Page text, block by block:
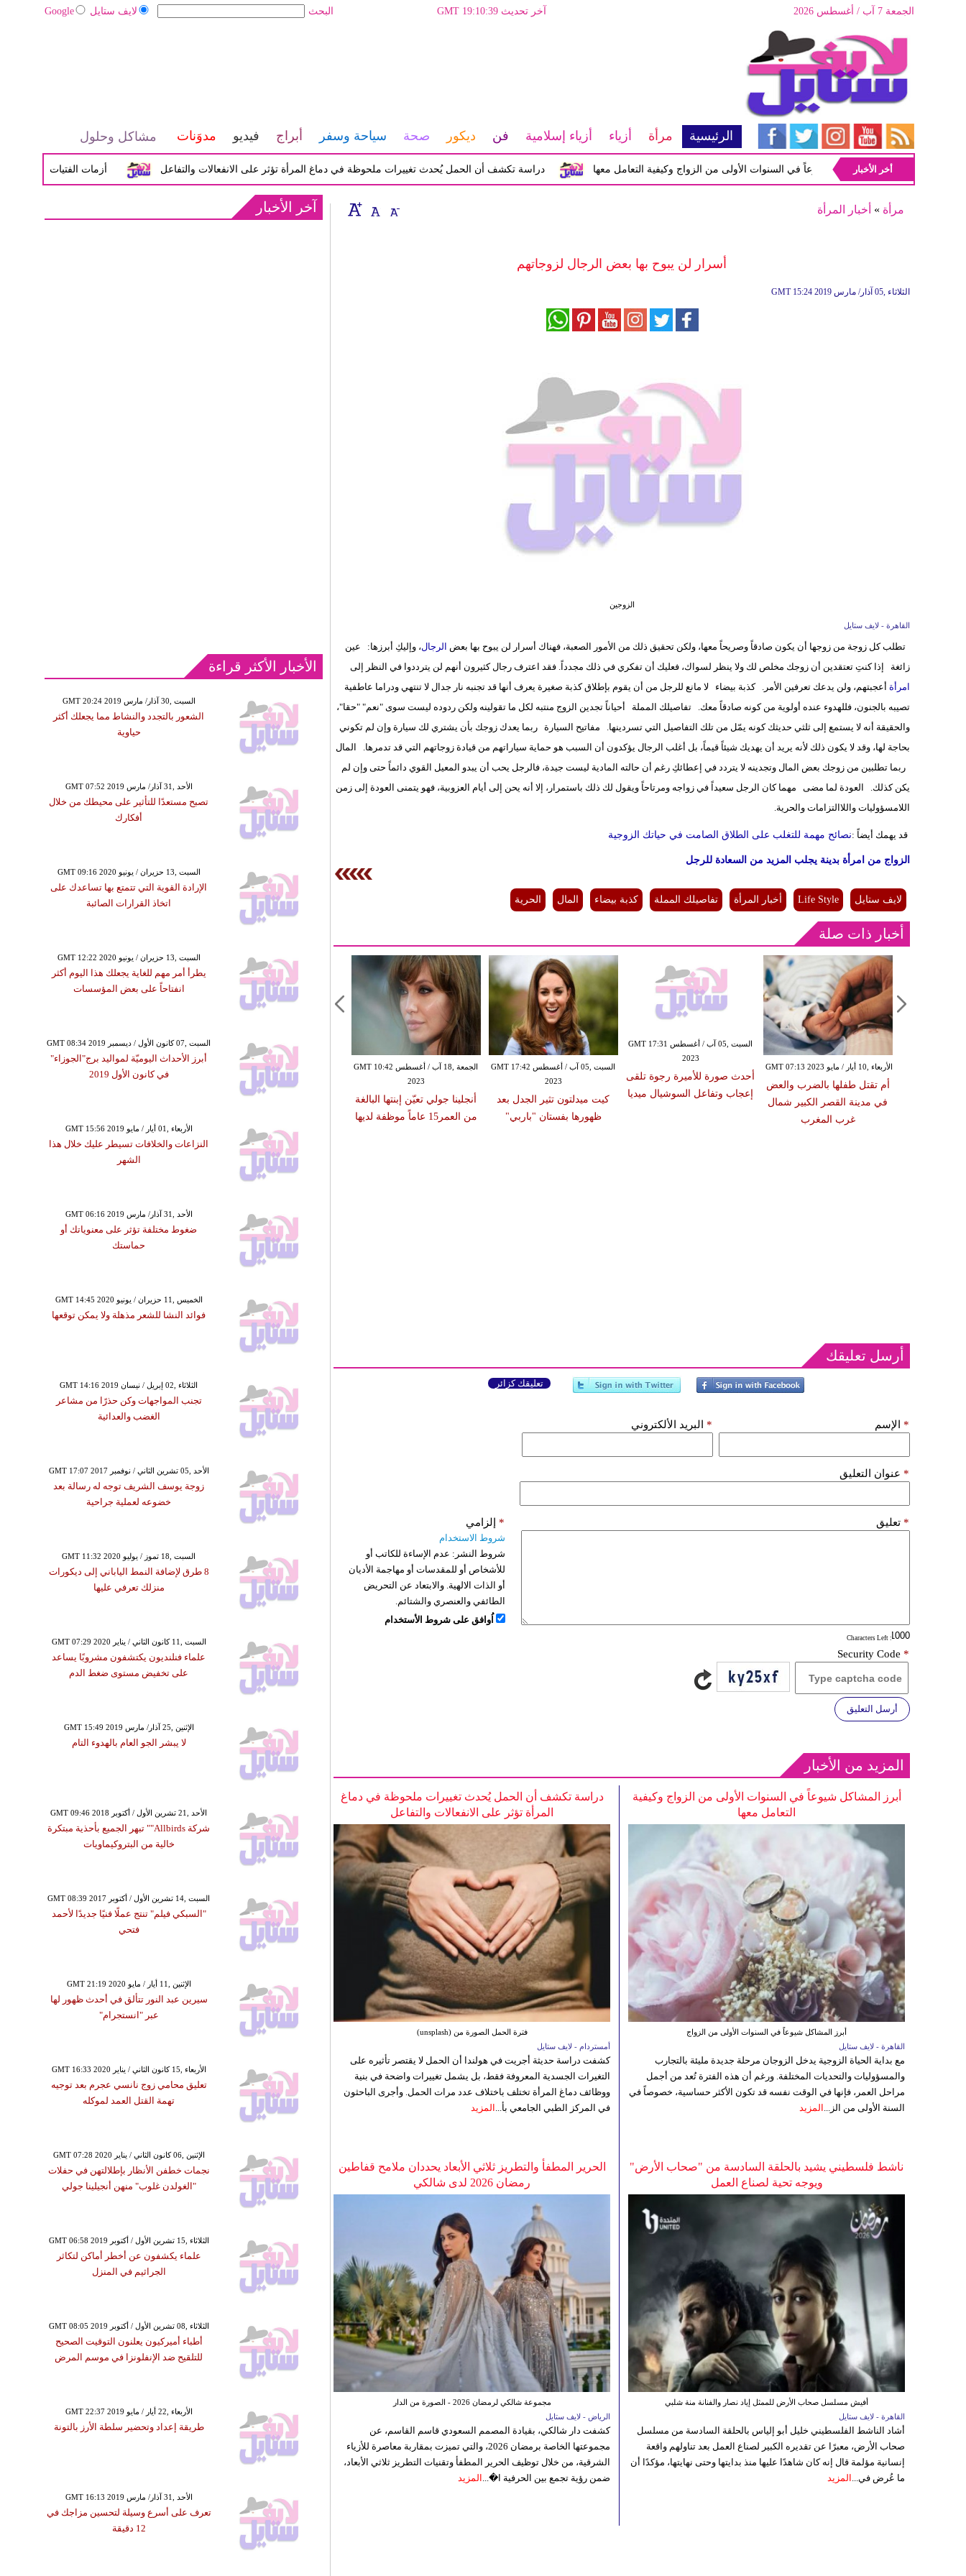
لايف ستايل Google البحث آخر تحديث GMT 19:10:39 الجمعة 7 آب / أغسطس 2026
الرئيسية مرأة أزياء أزياء إسلامية فن ديكور صحة سياحة وسفر أبراج فيديو مدوَنات مشاكل وحلول
أزمات الفتيات في سن دراسة تكشف أن الحمل يُحدث تغييرات ملحوظة في دماغ المرأة تؤثر على الانفعالات والتفاعل أبرز المشاكل شيوعاً في السنوات الأولى من الزواج وكيفية التعامل معها
أخر الأخبار
مرأة » أخبار المرأة
أسرار لن يبوح بها بعض الرجال لزوجاتهم
GMT 15:24 2019 الثلاثاء ,05 آذار/ مارس
الزوجين
القاهرة - لايف ستايل
تطلب كل زوجة من زوجها أن يكون صادقاً وصريحاً معها، ولكن تحقيق ذلك من الأمور الصعبة، فهناك أسرار لن يبوح بها بعض الرجال، وإليكِ أبرزها: عين
زائغة إذا كنتِ تعتقدين أن زوجك مخلص لك ولا ينظر لسواك، فعليك أن تفكري في ذلك مجدداً. فقد اعترف رجال كثيرون أنهم لن يترددوا في النظر إلى
امرأة أعجبتهم، ولن يدعك تعرفين الأمر. كذبة بيضاء لا مانع للرجل من أن يقوم بإطلاق كذبة صغيرة يعرف أنها قد تجنبه نار جدال لا تنتهي ودراما عاطفية
تصيبه بالجنون، فللهدوء عنده أولوية من كونه صادقاً معك. تفاصيلك المملة أحياناً تجدين الزوج منتبه لكل ما تقولينه ولكن ردوده ليست سوى "نعم" "حقا"،
والحقيقة أنه لا يستمع إلى ثلثي حديثك كونه يمّل من تلك التفاصيل التي تسردينها. مفاتيح السيارة ربما يعدك زوجك بأن يشتري لك سيارة وإن لم تكوني
بحاجة لها، وقد لا يكون ذلك لأنه يريد أن يهديك شيئاً قيماً، بل أغلب الرجال يؤكدون أن السبب هو حماية سياراتهم من قيادة زوجاتهم التي قد تدمرها. المال
ربما تطلبين من زوجك بعض المال وتجدينه لا يتردد في إعطائكِ رغم أن حالته المادية ليست جيدة، فالرجل يحب أن يبدو المعيل القوي دائماً حتى وإن لم
يكن كذلك. العودة لما مضى مهما كان الرجل سعيداً في زواجه ومرتاحاً ويقول لك ذلك باستمرار، إلا أنه يحن إلى أيام العزوبية، فهو يتمنى العودة إلى زمن
اللامسؤوليات واللاالتزامات والحرية.
قد يهمك أيضاً :نصائح مهمة للتغلب على الطلاق الصامت في حياتك الزوجية
الزواج من امرأة بدينة يجلب المزيد من السعادة للرجل
لايف ستايل Life Style أخبار المرأة تفاصيلك المملة كذبة بيضاء المال الحرية
أخبار ذات صلة
الجمعة ,18 آب / أغسطس GMT 10:42
2023
أنجلينا جولي تعيّن إبنتها البالغة
السبت ,05 آب / أغسطس GMT 17:42
2023
كيت ميدلتون تثير الجدل بعد
ظهورها بفستان "باربي"
السبت ,05 آب / أغسطس GMT 17:31
2023
أحدث صورة للأميرة رجوة تلقى
إعجاب وتفاعل السوشيال ميديا
أم تقتل طفلها بالضرب والعض
في مدينة القصر الكبير شمال
السبت ,06 أيار / مايو GMT 07:33 2023
تونس تستعيد 4 نساء و5 أطفال
من عائلات "داعش"
أرسل تعليقك
تعليقك كزائر
الإسم * البريد الألكتروني *
عنوان التعليق *
تعليق *
: Characters Left
إلزامي *
شروط الاستخدام
شروط النشر: عدم الإساءة للكاتب أو
للأشخاص أو للمقدسات أو مهاجمة الأديان
أو الذات الالهية. والابتعاد عن التحريض
الطائفي والعنصري والشتائم.
اُوافق على شروط الأستخدام
Security Code *
أرسل التعليق
المزيد من الأخبار
دراسة تكشف أن الحمل يُحدث تغييرات ملحوظة في دماغ
المرأة تؤثر على الانفعالات والتفاعل
فترة الحمل الصورة من (unsplash)
أمستردام - لايف ستايل
كشفت دراسة حديثة أجريت في هولندا أن الحمل لا يقتصر تأثيره على
التغيرات الجسدية المعروفة فقط، بل يشمل تغييرات واضحة في بنية
ووظائف دماغ المرأة تختلف باختلاف عدد مرات الحمل. وأجرى الباحثون
في المركز الطبي الجامعي بأ... المزيد
أبرز المشاكل شيوعاً في السنوات الأولى من الزواج وكيفية
التعامل معها
أبرز المشاكل شيوعاً في السنوات الأولى من الزواج
القاهرة - لايف ستايل
مع بداية الحياة الزوجية يدخل الزوجان مرحلة جديدة مليئة بالتجارب
والمسؤوليات والتحديات المختلفة. ورغم أن هذه الفترة تُعد من أجمل
مراحل العمر، فإنها في الوقت نفسه قد تكون الأكثر حساسية، خصوصاً في
السنة الأولى من الز... المزيد
الحرير المطفأ والتطريز ثلاثي الأبعاد يحددان ملامح قفاطين
رمضان 2026 لدى شالكي
مجموعة شالكي لرمضان 2026 - الصورة من الدار
الرياض - لايف ستايل
كشفت دار شالكي، بقيادة المصمم السعودي قاسم القاسم، عن
مجموعتها الخاصة برمضان 2026، والتي تميزت بمقاربة معاصرة للأزياء
الشرقية، من خلال توظيف الحرير المطفأ وتقنيات التطريز ثلاثي الأبعاد،
ضمن رؤية تجمع بين الحرفية ا�... المزيد
ناشط فلسطيني يشيد بالحلقة السادسة من "صحاب الأرض"
ويوجه تحية لصناع العمل
أفيش مسلسل صحاب الأرض للممثل إياد نصار والفنانة منة شلبي
القاهرة - لايف ستايل
أشاد الناشط الفلسطيني خليل أبو إلياس بالحلقة السادسة من مسلسل
صحاب الأرض، معبرًا عن تقديره الكبير لصناع العمل بعد تناولهم واقعة
إنسانية مؤلمة قال إنه كان شاهدًا عليها منذ بدايتها وحتى نهايتها، مؤكدًا أن
ما عُرض في... المزيد
آخر الأخبار
الأخبار الأكثر قراءة
GMT 20:24 2019 السبت ,30 آذار/ مارس
الشعور بالتجدد والنشاط مما يجعلك أكثر
حياوية
GMT 07:52 2019 الأحد ,31 آذار/ مارس
تصبح مستعدًا للتأثير على محيطك من خلال
أفكارك
GMT 09:16 2020 السبت ,13 حزيران / يونيو
الإرادة القوية التي تتمتع بها تساعدك على
اتخاذ القرارات الصائبة
GMT 12:22 2020 السبت ,13 حزيران / يونيو
يطرأ أمر مهم للغاية يجعلك هذا اليوم أكثر
انفتاحاً على بعض المؤسسات
GMT 08:34 2019 السبت ,07 كانون الأول / ديسمبر
أبرز الأحداث اليوميّة لمواليد برج"الجوزاء"
في كانون الأول 2019
GMT 15:56 2019 الأربعاء ,01 أيار / مايو
النزاعات والخلافات تسيطر عليك خلال هذا
الشهر
GMT 06:16 2019 الأحد ,31 آذار/ مارس
ضغوط مختلفة تؤثر على معنوياتك أو
حماستك
GMT 14:45 2020 الخميس ,11 حزيران / يونيو
فوائد النشا للشعر مذهلة ولا يمكن توقعها
GMT 14:16 2019 الثلاثاء ,02 إبريل / نيسان
تجنب المواجهات وكن حذرًا من مشاعر
الغضب والعدائية
GMT 17:07 2017 الأحد ,05 تشرين الثاني / نوفمبر
زوجة يوسف الشريف توجه له رسالة بعد
خضوعه لعملية جراحية
GMT 11:32 2020 السبت ,18 تموز / يوليو
8 طرق لإضافة النمط الياباني إلى ديكورات
منزلك تعرفي عليها
GMT 07:29 2020 السبت ,11 كانون الثاني / يناير
علماء فنلنديون يكتشفون مشروبًا يساعد
على تخفيض مستوى ضغط الدم
GMT 15:49 2019 الإثنين ,25 آذار/ مارس
لا يبشر الجو العام بالهدوء التام
GMT 09:46 2018 الأحد ,21 تشرين الأول / أكتوبر
شركة Allbirds"" تبهر الجميع بأحذية مبتكرة
خالية من البتروكيماويات
GMT 08:39 2017 السبت ,14 تشرين الأول / أكتوبر
"السبكي فيلم" تنتج عملًا فنيًا جديدًا لأحمد
فتحي
GMT 21:19 2020 الإثنين ,11 أيار / مايو
سيرين عبد النور تتألق في أحدث ظهور لها
عبر "انستجرام"
GMT 16:33 2020 الأربعاء ,15 كانون الثاني / يناير
تعليق محامي زوج نانسي عجرم بعد توجيه
تهمة القتل العمد لموكله
GMT 07:28 2020 الإثنين ,06 كانون الثاني / يناير
نجمات خطفن الأنظار بإطلالتهن في حفلات
"الغولدن غلوب" منهن أنجيلينا جولي
GMT 06:58 2019 الثلاثاء ,15 تشرين الأول / أكتوبر
علماء يكشفون عن أخطر أماكن لتكاثر
الجراثيم في المنزل
GMT 08:05 2019 الثلاثاء ,08 تشرين الأول / أكتوبر
أطباء أميركيون يعلنون التوقيت الصحيح
للتلقيح ضد الإنفلونزا في موسم المرض
GMT 22:37 2019 الأربعاء ,22 أيار / مايو
طريقة إعداد وتحضير سلطة الأرز بالتونة
GMT 16:13 2019 الأحد ,31 آذار/ مارس
تعرف على أسرع وسيلة لتحسين مزاجك في
12 دقيقة